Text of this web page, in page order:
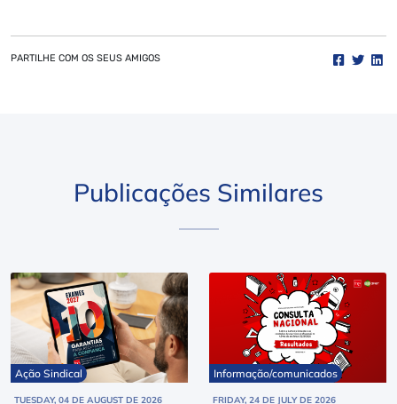
PARTILHE COM OS SEUS AMIGOS
Publicações Similares
Ação Sindical
TUESDAY, 04 DE AUGUST DE 2026
Informação/comunicados
FRIDAY, 24 DE JULY DE 2026